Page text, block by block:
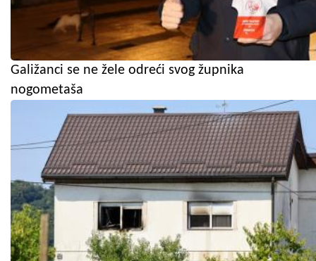
Galižanci se ne žele odreći svog župnika
nogometaša